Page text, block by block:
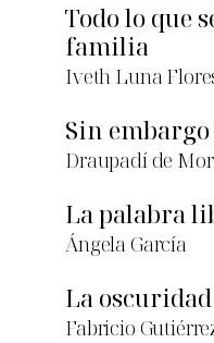
Todo lo que
familia
Iveth Luna
Sin
Draupadí de
La palabra
Ángela García
La
Fabricio